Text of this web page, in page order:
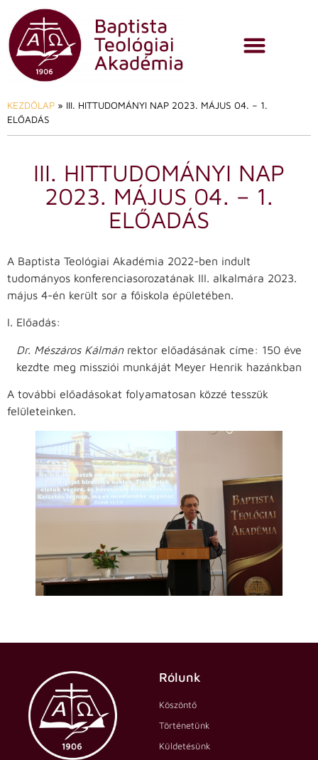
KEZDŐLAP » III. HITTUDOMÁNYI NAP 2023. MÁJUS 04. – 1.
ELŐADÁS
III. HITTUDOMÁNYI NAP
2023. MÁJUS 04. – 1.
ELŐADÁS
A Baptista Teológiai Akadémia 2022-ben indult
tudományos konferenciasorozatának III. alkalmára 2023.
május 4-én került sor a főiskola épületében.
I. Előadás:
Dr. Mészáros Kálmánrektor előadásának címe: 150 éve
kezdte meg missziói munkáját Meyer Henrik hazánkban
A további előadásokat folyamatosan közzé tesszük
felületeinken.
Rólunk
Köszöntő
Történetünk
Küldetésünk